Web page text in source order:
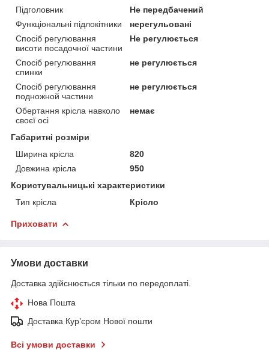
Підголовник
Не передбачений
Функціональні підлокітники
нерегульовані
Спосіб регулювання
висоти посадочної частини
Не регулюється
Спосіб регулювання
спинки
не регулюється
Спосіб регулювання
подножной частини
не регулюється
Обертання крісла навколо
своєї осі
немає
Габаритні розміри
Ширина крісла
820
Довжина крісла
950
Користувальницькі характеристики
Тип крісла
Крісло
Приховати
Умови доставки
Доставка здійснюється тільки по передоплаті.
Нова Пошта
Доставка Курʼєром Нової пошти
Всі умови доставки